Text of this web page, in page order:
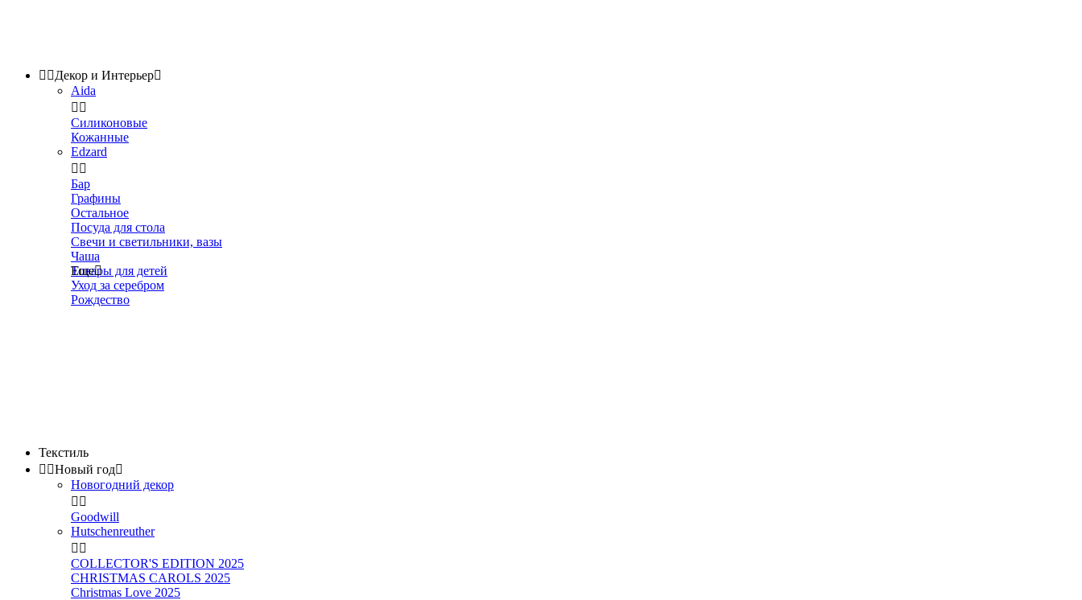
 Декор и Интерьер
Aida
 
Силиконовые
Кожанные
Edzard
 
Бар
Графины
Остальное
Посуда для стола
Свечи и светильники, вазы
Чаша
Товары для детей
Уход за серебром
Рождество
Еще
Текстиль
 Новый год
Новогодний декор
 
Goodwill
Hutschenreuther
 
COLLECTOR'S EDITION 2025
CHRISTMAS CAROLS 2025
Christmas Love 2025